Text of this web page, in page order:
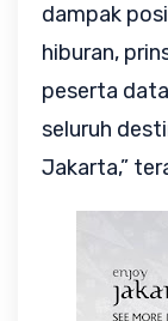
dampak
hiburan,
peserta
seluruh
Jakarta,”